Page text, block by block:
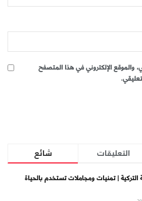
والموقع الإلكتروني في هذا المتصفح
شائع التعليقات
التركية | تمنيات ومجاملات تستخدم بالحياة